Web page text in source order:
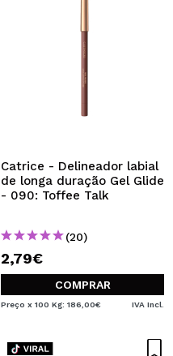
Catrice - Delineador labial
de longa duração Gel Glide
- 090: Toffee Talk
(20)
2,79€
COMPRAR
Preço x 100 Kg: 186,00€ IVA Incl.